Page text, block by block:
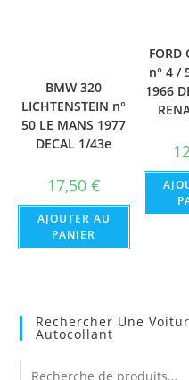
BMW 320
LICHTENSTEIN n°
50 LE MANS 1977
DECAL 1/43e
17,50 €
AJOUTER AU
PANIER
FORD
n° 4 /
1966
Rechercher Une
Autocollant